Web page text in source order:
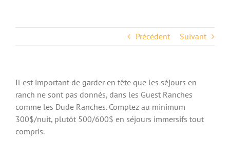
Précédent Suivant
Il est important de garder en tête que les séjours en
ranch ne sont pas donnés, dans les Guest Ranches
comme les Dude Ranches. Comptez au minimum
300$/nuit, plutôt 500/600$ en séjours immersifs tout
compris.